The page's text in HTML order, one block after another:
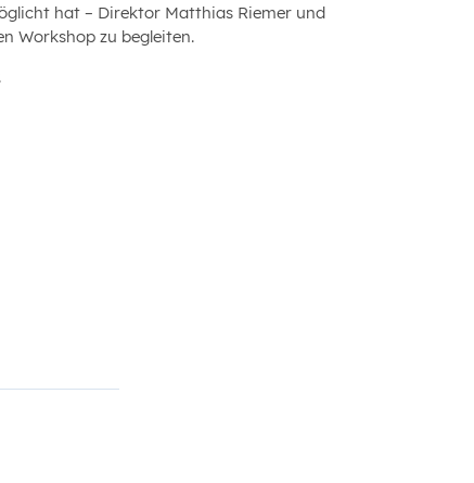
hat – Direktor Matthias Riemer und
Workshop zu begleiten.